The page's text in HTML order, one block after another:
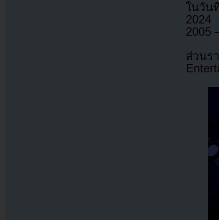
ในวัน
2024
2005
ส่วนร